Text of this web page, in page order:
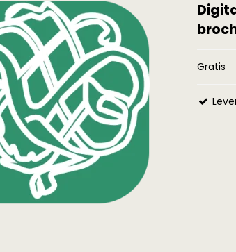
Vanquish
X-Terra Elite / Pro
Manticore
X-Terra 305-705
AT Pro
ACE / Apex
Excalibur
Minelab X-
X-Terra
Gratis